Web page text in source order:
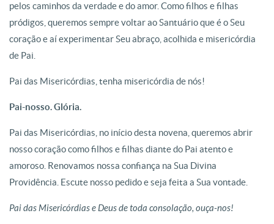
pelos caminhos da verdade e do amor. Como filhos e filhas
pródigos, queremos sempre voltar ao Santuário que é o Seu
coração e aí experimentar Seu abraço, acolhida e misericórdia
de Pai.
Pai das Misericórdias, tenha misericórdia de nós!
Pai-nosso. Glória.
Pai das Misericórdias, no início desta novena, queremos abrir
nosso coração como filhos e filhas diante do Pai atento e
amoroso. Renovamos nossa confiança na Sua Divina
Providência. Escute nosso pedido e seja feita a Sua vontade.
Pai das Misericórdias e Deus de toda consolação, ouça-nos!